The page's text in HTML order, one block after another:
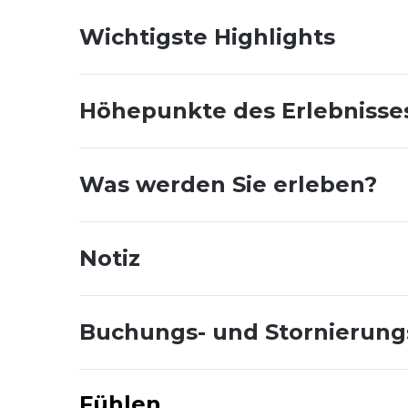
Wichtigste Highlights
Höhepunkte des
Was werden Sie erleben?
Notiz
Buchungs- und